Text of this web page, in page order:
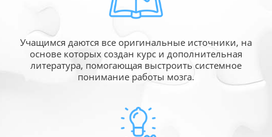
Учащимся даются все оригинальные источники, на
основе которых создан курс и дополнительная
литература, помогающая выстроить системное
понимание работы мозга.